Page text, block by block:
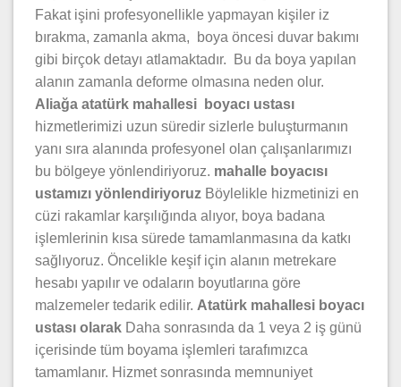
Fakat işini profesyonellikle yapmayan kişiler iz
bırakma, zamanla akma, boya öncesi duvar bakımı
gibi birçok detayı atlamaktadır. Bu da boya yapılan
alanın zamanla deforme olmasına neden olur.
Aliağa atatürk mahallesi boyacı ustası
hizmetlerimizi uzun süredir sizlerle buluşturmanın
yanı sıra alanında profesyonel olan çalışanlarımızı
bu bölgeye yönlendiriyoruz. mahalle boyacısı
ustamızı yönlendiriyoruz Böylelikle hizmetinizi en
cüzi rakamlar karşılığında alıyor, boya badana
işlemlerinin kısa sürede tamamlanmasına da katkı
sağlıyoruz. Öncelikle keşif için alanın metrekare
hesabı yapılır ve odaların boyutlarına göre
malzemeler tedarik edilir. Atatürk mahallesi boyacı
ustası olarak Daha sonrasında da 1 veya 2 iş günü
içerisinde tüm boyama işlemleri tarafımızca
tamamlanır. Hizmet sonrasında memnuniyet